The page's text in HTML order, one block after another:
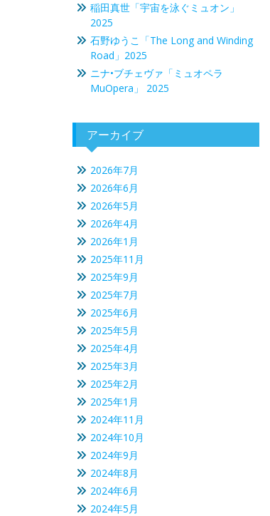
稲田真世「宇宙を泳ぐミュオン」
2025
石野ゆうこ「The Long and Winding
Road」2025
ニナ•ブチェヴァ「ミュオペラ
MuOpera」 2025
アーカイブ
2026年7月
2026年6月
2026年5月
2026年4月
2026年1月
2025年11月
2025年9月
2025年7月
2025年6月
2025年5月
2025年4月
2025年3月
2025年2月
2025年1月
2024年11月
2024年10月
2024年9月
2024年8月
2024年6月
2024年5月